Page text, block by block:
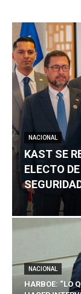
NACIONAL
KAST SE
ELECTO
NACIONAL
HARBOE: “LO